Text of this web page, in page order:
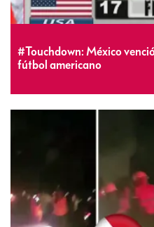
#Touchdown: México
fútbol americano